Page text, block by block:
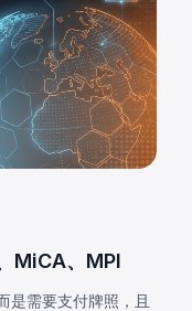
MiCA、MPI
是需要支付牌照，且